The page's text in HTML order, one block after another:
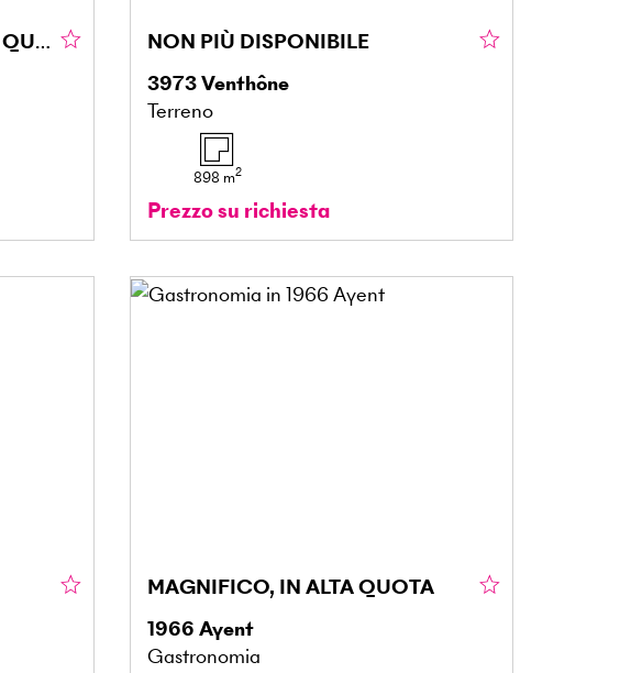
TRANQUILLITÀ, FASCINO E QUALITÀ DI VITA
NON PIÙ DISPONIBILE
3973Venthône
Terreno
898 m2
Prezzo su richiesta
MAGNIFICO, IN ALTA QUOTA
1966 Ayent
Gastronomia